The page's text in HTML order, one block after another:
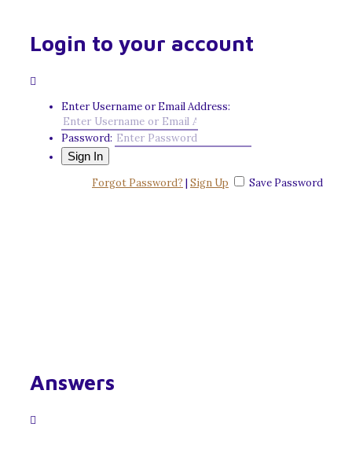
Login to your account
Enter Username or Email Address:
Password:
Forgot Password? Sign Up Save Password
Answers